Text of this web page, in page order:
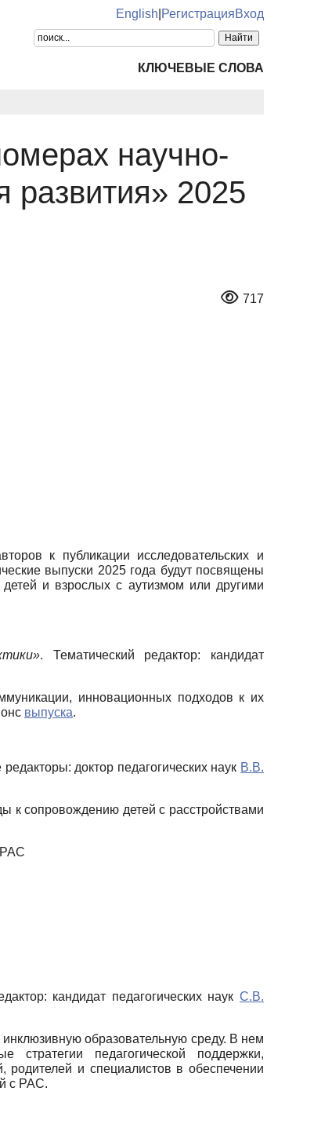
English РегистрацияВход
КЛЮЧЕВЫЕ СЛОВА
научно-
развития» 2025
717
к публикации исследовательских и
выпуски 2025 года будут посвящены
и взрослых с аутизмом или другими
. Тематический редактор: кандидат
инновационных подходов к их
выпуска.
доктор педагогических наук В.В.
к сопровождению детей с расстройствами
РАС
кандидат педагогических наукС.В.
образовательную среду. В нем
педагогической поддержки,
и специалистов в обеспечении
с РАС.